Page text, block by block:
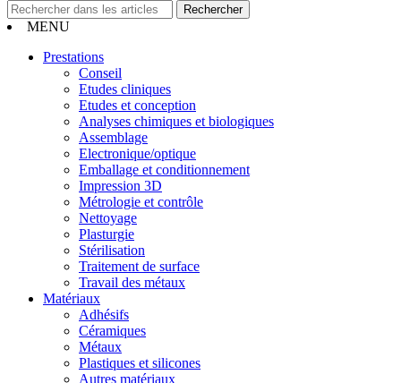
MENU
Prestations
Conseil
Etudes cliniques
Etudes et conception
Analyses chimiques et biologiques
Assemblage
Electronique/optique
Emballage et conditionnement
Impression 3D
Métrologie et contrôle
Nettoyage
Plasturgie
Stérilisation
Traitement de surface
Travail des métaux
Matériaux
Adhésifs
Céramiques
Métaux
Plastiques et silicones
Autres matériaux